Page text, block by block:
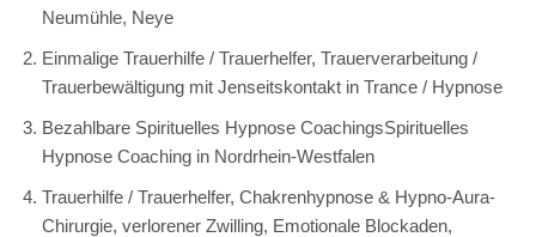
Neumühle, Neye
Einmalige Trauerhilfe / Trauerhelfer, Trauerverarbeitung /
Trauerbewältigung mit Jenseitskontakt in Trance / Hypnose
Bezahlbare Spirituelles Hypnose CoachingsSpirituelles
Hypnose Coaching in Nordrhein-Westfalen
Trauerhilfe / Trauerhelfer, Chakrenhypnose & Hypno-Aura-
Chirurgie, verlorener Zwilling, Emotionale Blockaden,